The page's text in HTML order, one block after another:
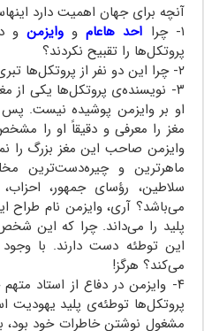
آنچه برای جهان اهمیت دارد
۱- چرا
احد هاعامو وایزمنو
پروتکل‌ها را تقبیح نکردند؟
۲- چرا این دو نفر از پروتکل‌ها تبری نجسته‌اند؟
۳- نویسنده‌ی پروتکل‌ها یکی
او بر وایزمن پوشیده نیست.
مغز را معرفی و دقیقاً او را
وایزمن صاحب این مغز بزرگ را
ماهرترین و چیره‌دست‌ترین
سلاطین، رؤسای جمهور،
می‌باشد؟ آری، وایزمن نام
پلید را می‌داند. چرا که این
این توطئه دست دارند. با وجود
می‌کند؟ هرگز!
۴- وایزمن در دفاع از استاد
مشغول نوشتن خاطرات خود